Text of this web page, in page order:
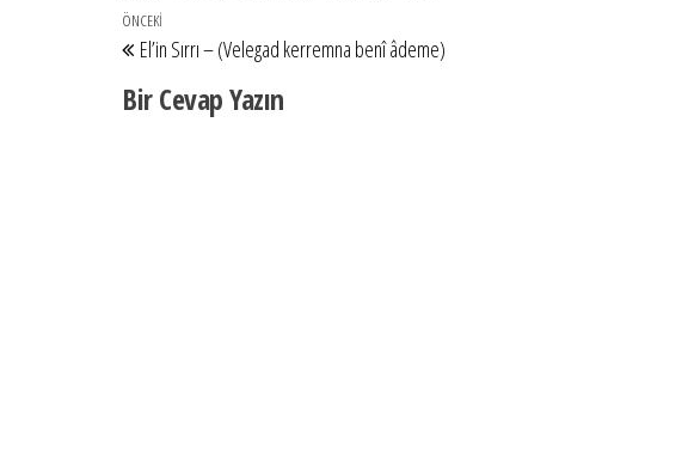
Yazı gezinmesi
Önceki Yazı
ÖNCEKI
El’in Sırrı – (Velegad kerremna benî âdeme)
Bir Cevap Yazın